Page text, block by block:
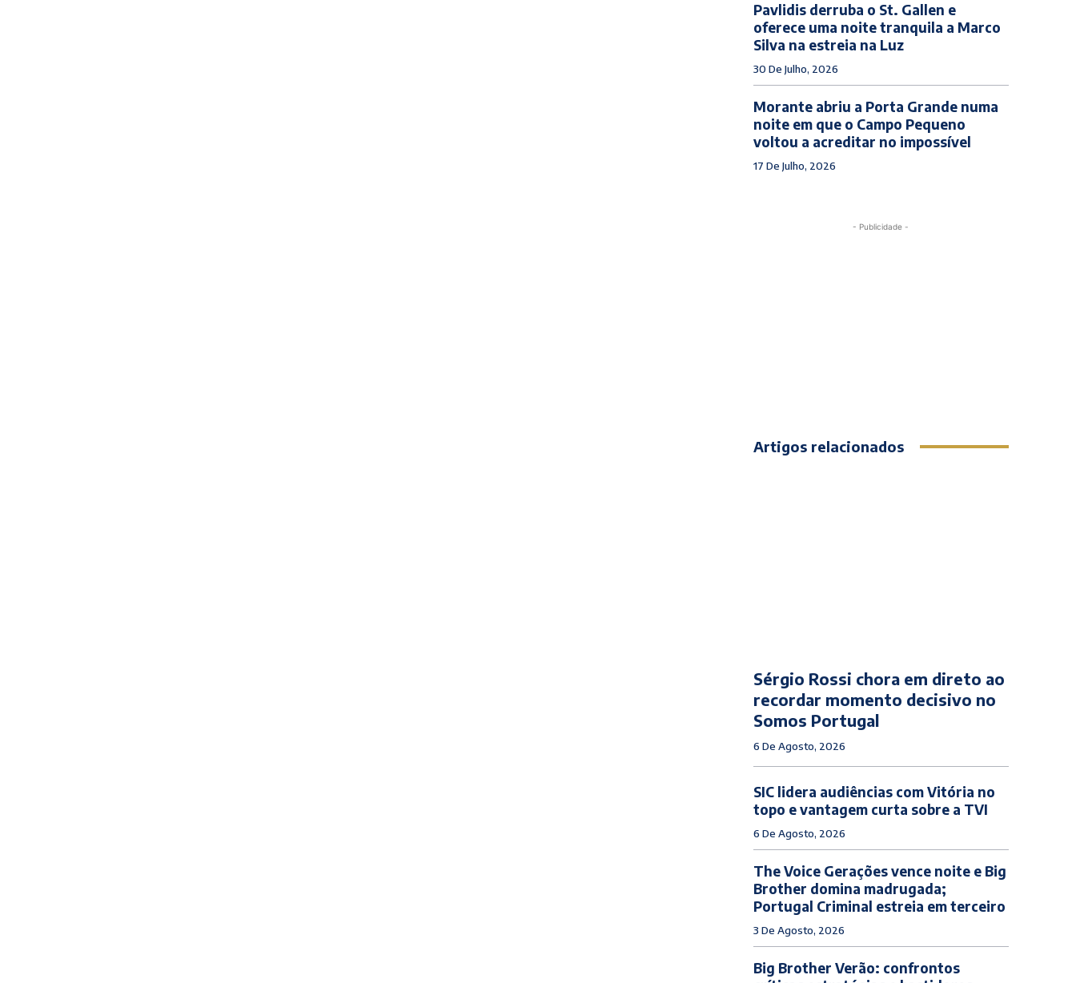
Pavlidis derruba o St. Gallen e
oferece uma noite tranquila a Marco
Silva na estreia na Luz
30 De Julho, 2026
Morante abriu a Porta Grande numa
noite em que o Campo Pequeno
voltou a acreditar no impossível
17 De Julho, 2026
- Publicidade -
Artigos relacionados
Sérgio Rossi chora em direto ao
recordar momento decisivo no
Somos Portugal
6 De Agosto, 2026
SIC lidera audiências com Vitória no
topo e vantagem curta sobre a TVI
6 De Agosto, 2026
The Voice Gerações vence noite e Big
Brother domina madrugada;
Portugal Criminal estreia em terceiro
3 De Agosto, 2026
Big Brother Verão: confrontos